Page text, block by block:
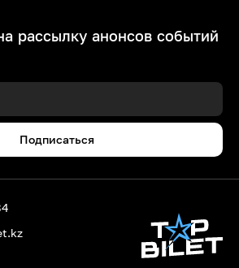
рассылку анонсов событий
Подписаться